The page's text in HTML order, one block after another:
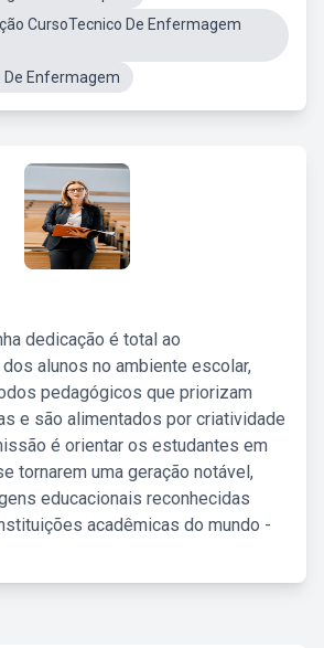
CursoTecnico De Enfermagem
De Enfermagem
dedicação é total ao
alunos no ambiente escolar,
pedagógicos que priorizam
e são alimentados por criatividade
é orientar os estudantes em
tornarem uma geração notável,
educacionais reconhecidas
acadêmicas do mundo -